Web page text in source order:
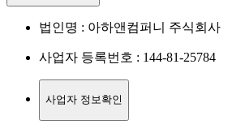
법인명 : 아하앤컴퍼니 주식회사
사업자 등록번호 : 144-81-25784
사업자 정보확인